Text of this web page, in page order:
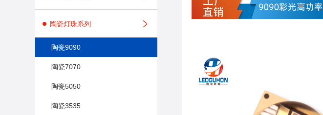
陶瓷灯珠系列
陶瓷9090
陶瓷7070
陶瓷5050
陶瓷3535